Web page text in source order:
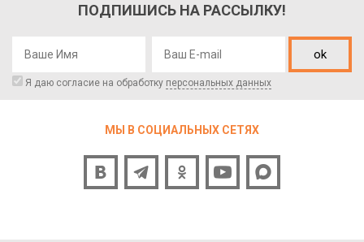
ПОДПИШИСЬ НА РАССЫЛКУ!
ok
Я даю согласие на обработку персональных данных
МЫ В СОЦИАЛЬНЫХ СЕТЯХ